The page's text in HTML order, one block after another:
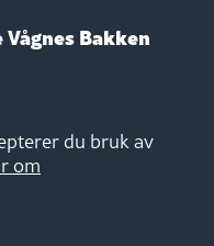
Bakken
du bruk av
om